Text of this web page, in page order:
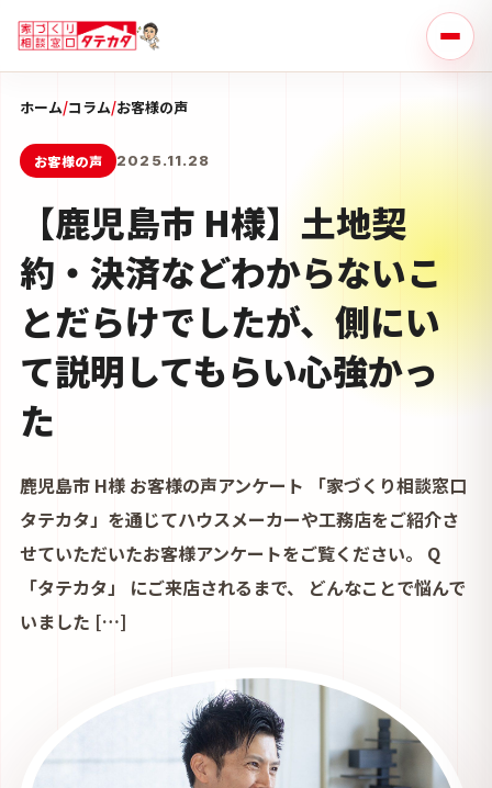
ホーム/コラム/お客様の声
お客様の声 2025.11.28
【鹿児島市 H様】土地契
約・決済などわからないこ
とだらけでしたが、側にい
て説明してもらい心強かっ
た
鹿児島市 H様 お客様の声アンケート 「家づくり相談窓口
タテカタ」を通じてハウスメーカーや工務店をご紹介さ
せていただいたお客様アンケートをご覧ください。 Q
「タテカタ」 にご来店されるまで、 どんなことで悩んで
いました […]